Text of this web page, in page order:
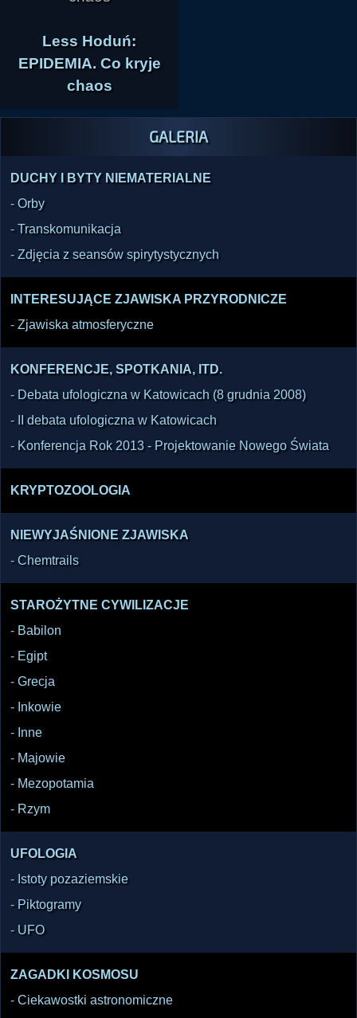
Less Hoduń:
EPIDEMIA. Co kryje
chaos
GALERIA
DUCHY I BYTY NIEMATERIALNE
-Orby
-Transkomunikacja
-Zdjęcia z seansów spirytystycznych
INTERESUJĄCE ZJAWISKA PRZYRODNICZE
- Zjawiska atmosferyczne
KONFERENCJE, SPOTKANIA, ITD.
- Debata ufologiczna w Katowicach (8 grudnia 2008)
- II debata ufologiczna w Katowicach
- Konferencja Rok 2013 - Projektowanie Nowego Świata
KRYPTOZOOLOGIA
NIEWYJAŚNIONE ZJAWISKA
-Chemtrails
STAROŻYTNE CYWILIZACJE
- Babilon
- Egipt
- Grecja
- Inkowie
- Inne
- Majowie
- Mezopotamia
- Rzym
UFOLOGIA
- Istoty pozaziemskie
- Piktogramy
- UFO
ZAGADKI KOSMOSU
- Ciekawostki astronomiczne